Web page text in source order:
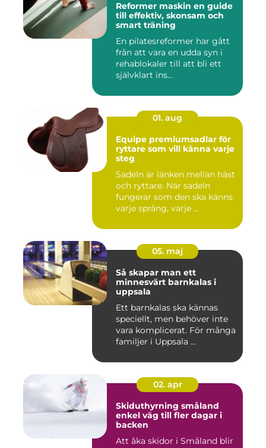
Reformer maskin en guide
till effektiv, skonsam och
smart träning
En pilatesreformer har gått
från att vara en udda syn i
rehablokaler till att bli ett
självklart ins...
01. aug
Equipe premiumsadlar för
ryttare som vill känna varje
steg
Sadeln är länken mellan häst
och ryttare. När sadeln
fungerar som den ska känns
varje språng, varje ...
05. maj
Så skapar man ett
minnesvärt barnkalas i
uppsala
Ett barnkalas ska kännas
speciellt, men behöver inte
vara komplicerat. För många
familjer i Uppsala ...
02. apr
Skiduthyrning småland
enkel väg till fler dagar i
backen
Att åka skidor i Småland blir